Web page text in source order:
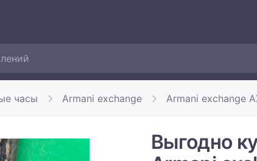
часы Armani exchange Armani exchange
Выгодно